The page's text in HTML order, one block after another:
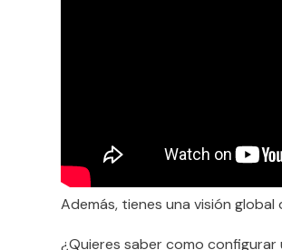
Además, tienes una visión
¿Quieres saber como